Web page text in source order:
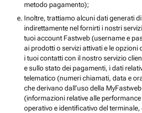
metodo pagamento);
Inoltre, trattiamo alcuni dati generati
indirettamente nel fornirti i nostri
tuoi account Fastweb (username e
ai prodotti o servizi attivati e le
i tuoi contatti con il nostro servizio
e sullo stato dei pagamenti, i dati
telematico (numeri chiamati, data e
che derivano dall’uso della
(informazioni relative alle performance
operativo e identificativo del terminale,